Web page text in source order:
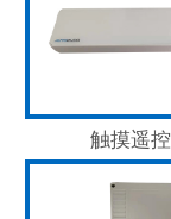
触摸遥